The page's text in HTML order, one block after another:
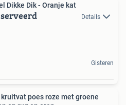
Dikke Dik - Oranje kat
Details
Gisteren
kruitvat poes roze met groene